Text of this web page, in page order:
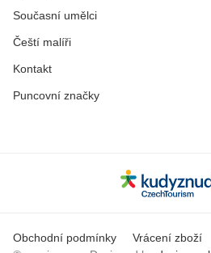
Současní umělci
Čeští malíři
Kontakt
Puncovní značky
Obchodní podmínky Vrácení zboží